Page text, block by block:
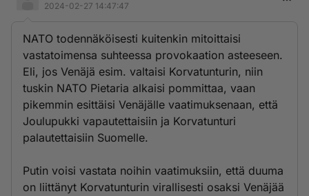
2024-02-27 14:47:47
NATO todennäköisesti kuitenkin mitoittaisi
vastatoimensa suhteessa provokaation asteeseen.
Eli, jos Venäjä esim. valtaisi Korvatunturin, niin
tuskin NATO Pietaria alkaisi pommittaa, vaan
pikemmin esittäisi Venäjälle vaatimuksenaan, että
Joulupukki vapautettaisiin ja Korvatunturi
palautettaisiin Suomelle.
Putin voisi vastata noihin vaatimuksiin, että duuma
on liittänyt Korvatunturin virallisesti osaksi Venäjää